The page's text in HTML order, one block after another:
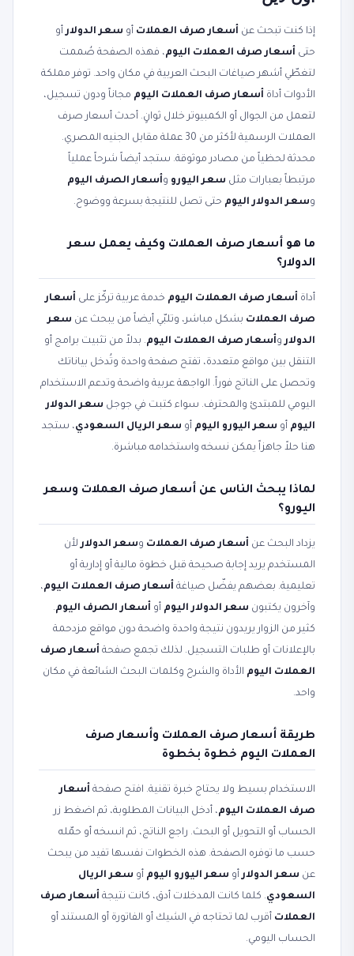
إذا كنت تبحث عن أسعار صرف العملات أو سعر الدولارأو
حتى أسعار صرف العملات اليوم، فهذه الصفحة صُممت
لتغطّي أشهر صياغات البحث العربية في مكان واحد. توفر مملكة
الأدوات أداة أسعار صرف العملات اليوم مجاناً ودون تسجيل،
لتعمل من الجوال أو الكمبيوتر خلال ثوانٍ. أحدث أسعار صرف
العملات الرسمية لأكثر من 30 عملة مقابل الجنيه المصري.
محدثة لحظياً من مصادر موثوقة. ستجد أيضاً شرحاً عملياً
مرتبطاً بعبارات مثل سعر اليورو وأسعار الصرف اليوم
وسعر الدولار اليوم حتى تصل للنتيجة بسرعة ووضوح.
ما هو أسعار صرف العملات وكيف يعمل سعر
الدولار؟
أداة أسعار صرف العملات اليوم خدمة عربية تركّز على أسعار
صرف العملات بشكل مباشر، وتلبّي أيضاً من يبحث عن سعر
الدولاروأسعار صرف العملات اليوم. بدلاً من تثبيت برامج أو
التنقل بين مواقع متعددة، تفتح صفحة واحدة وتُدخل بياناتك
وتحصل على الناتج فوراً. الواجهة عربية واضحة وتدعم الاستخدام
اليومي للمبتدئ والمحترف. سواء كتبت في جوجل سعر الدولار
اليوم أو سعر اليورو اليوم أو سعر الريال السعودي، ستجد
هنا حلاً جاهزاً يمكن نسخه واستخدامه مباشرة.
لماذا يبحث الناس عن أسعار صرف العملات وسعر
اليورو؟
يزداد البحث عن أسعار صرف العملات وسعر الدولارلأن
المستخدم يريد إجابة صحيحة قبل خطوة مالية أو إدارية أو
تعليمية. بعضهم يفضّل صياغة أسعار صرف العملات اليوم،
وآخرون يكتبون سعر الدولار اليوم أو أسعار الصرف اليوم.
كثير من الزوار يريدون نتيجة واحدة واضحة دون مواقع مزدحمة
بالإعلانات أو طلبات التسجيل. لذلك تجمع صفحة أسعار صرف
العملات اليوم الأداة والشرح وكلمات البحث الشائعة في مكان
واحد.
طريقة أسعار صرف العملات وأسعار صرف
العملات اليوم خطوة بخطوة
الاستخدام بسيط ولا يحتاج خبرة تقنية. افتح صفحة أسعار
صرف العملات اليوم، أدخل البيانات المطلوبة، ثم اضغط زر
الحساب أو التحويل أو البحث. راجع الناتج، ثم انسخه أو حمّله
حسب ما توفره الصفحة. هذه الخطوات نفسها تفيد من يبحث
عن سعر الدولارأو سعر اليورو اليوم أو سعر الريال
السعودي. كلما كانت المدخلات أدق، كانت نتيجة أسعار صرف
العملات أقرب لما تحتاجه في الشيك أو الفاتورة أو المستند أو
الحساب اليومي.